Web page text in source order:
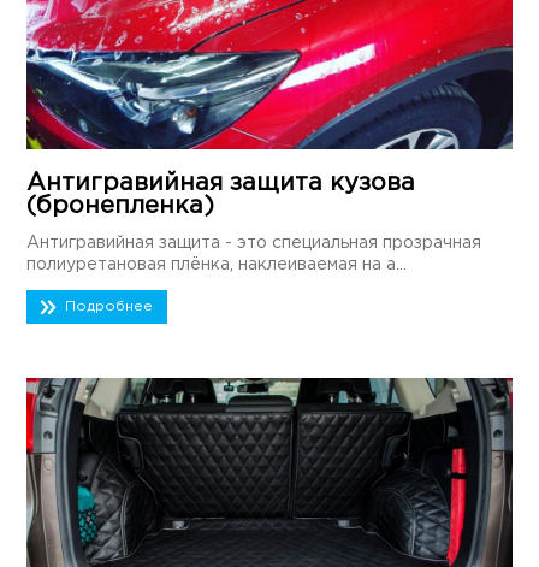
Антигравийная защита кузова
(бронепленка)
Антигравийная защита - это специальная прозрачная
полиуретановая плёнка, наклеиваемая на а...
Подробнее